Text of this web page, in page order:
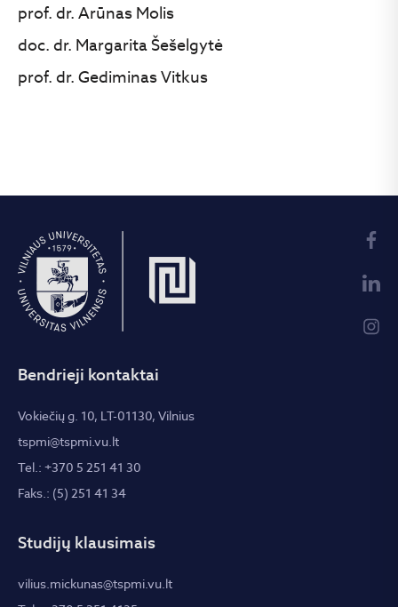
prof. dr. Arūnas Molis
doc. dr. Margarita Šešelgytė
prof. dr. Gediminas Vitkus
Bendrieji kontaktai
Vokiečių g. 10, LT-01130, Vilnius
tspmi@tspmi.vu.lt
Tel.: +370 5 251 41 30
Faks.: (5) 251 41 34
Studijų klausimais
vilius.mickunas@tspmi.vu.lt